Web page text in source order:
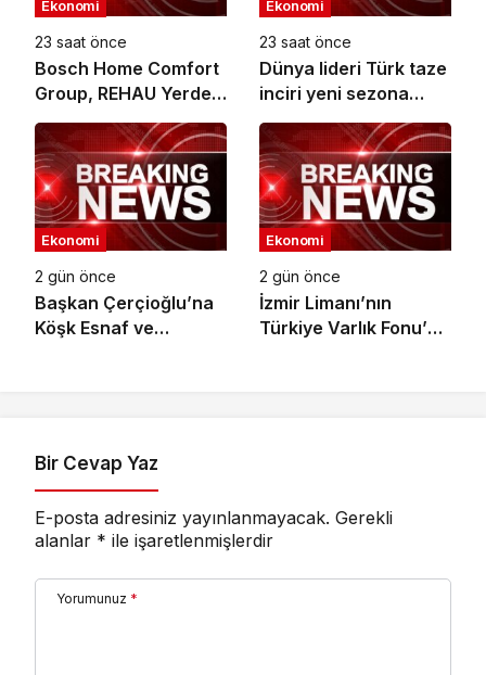
Ekonomi
23 saat önce
Bosch Home Comfort
Group, REHAU Yerden
Isıtma Sistemleri’nin
Türkiye’deki tek yetkili
distribütörü oldu
Ekonomi
23 saat önce
Dünya lideri Türk taze
inciri yeni sezona
başladı
Ekonomi
2 gün önce
Başkan Çerçioğlu’na
Köşk Esnaf ve
Ekonomi
2 gün önce
İzmir Limanı’nın
Türkiye Varlık Fonu’na
Bir Cevap Yaz
E-posta adresiniz yayınlanmayacak. Gerekli
alanlar * ile işaretlenmişlerdir
Yorumunuz *